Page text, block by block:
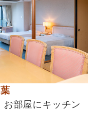
部屋にキッチン